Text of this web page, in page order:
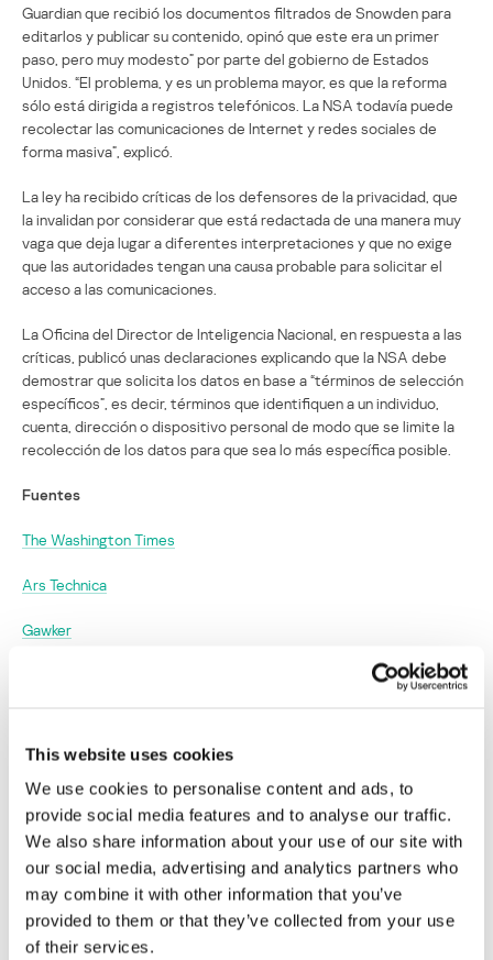
This website uses cookies
We use cookies to personalise content and ads, to
provide social media features and to analyse our traffic.
We also share information about your use of our site with
our social media, advertising and analytics partners who
may combine it with other information that you’ve
provided to them or that they’ve collected from your use
of their services.
Guardian que recibió los documentos filtrados de Snowden para
editarlos y publicar su contenido, opinó que este era un primer
paso, pero muy modesto” por parte del gobierno de Estados
Unidos. “El problema, y es un problema mayor, es que la reforma
sólo está dirigida a registros telefónicos. La NSA todavía puede
recolectar las comunicaciones de Internet y redes sociales de
forma masiva”, explicó.
La ley ha recibido críticas de los defensores de la privacidad, que
la invalidan por considerar que está redactada de una manera muy
vaga que deja lugar a diferentes interpretaciones y que no exige
que las autoridades tengan una causa probable para solicitar el
acceso a las comunicaciones.
La Oficina del Director de Inteligencia Nacional, en respuesta a las
críticas, publicó unas declaraciones explicando que la NSA debe
demostrar que solicita los datos en base a “términos de selección
específicos”, es decir, términos que identifiquen a un individuo,
cuenta, dirección o dispositivo personal de modo que se limite la
recolección de los datos para que sea lo más específica posible.
Fuentes
The Washington Times
Ars Technica
Gawker
Una nueva ley limita el espionaje telefónico
campos obligatorios están marcados con*